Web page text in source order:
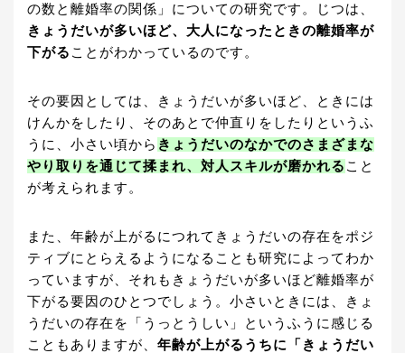
の数と離婚率の関係」についての研究です。じつは、
きょうだいが多いほど、大人になったときの離婚率が
下がる ことがわかっているのです。
その要因としては、きょうだいが多いほど、ときには
けんかをしたり、そのあとで仲直りをしたりというふ
うに、小さい頃から きょうだいのなかでのさまざまな
やり取りを通じて揉まれ、対人スキルが磨かれる こと
が考えられます。
また、年齢が上がるにつれてきょうだいの存在をポジ
ティブにとらえるようになることも研究によってわか
っていますが、それもきょうだいが多いほど離婚率が
下がる要因のひとつでしょう。小さいときには、きょ
うだいの存在を「うっとうしい」というふうに感じる
こともありますが、 年齢が上がるうちに「きょうだい